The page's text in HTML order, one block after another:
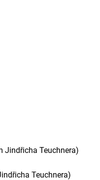
Teuchnera)